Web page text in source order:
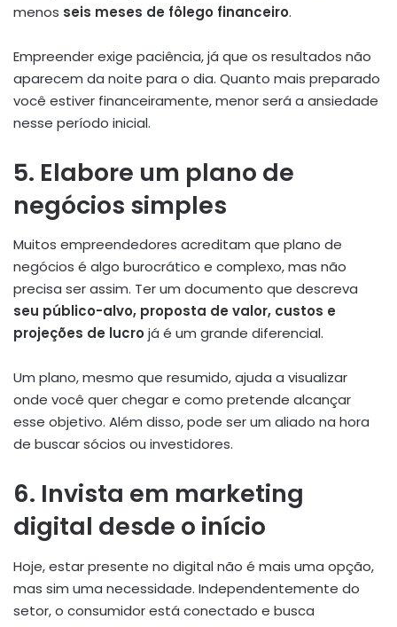
menos seis meses de fôlego financeiro.
Empreender exige paciência, já que os resultados não
aparecem da noite para o dia. Quanto mais preparado
você estiver financeiramente, menor será a ansiedade
nesse período inicial.
5. Elabore um plano de
negócios simples
Muitos empreendedores acreditam que plano de
negócios é algo burocrático e complexo, mas não
precisa ser assim. Ter um documento que descreva
seu público-alvo, proposta de valor, custos e
projeções de lucro já é um grande diferencial.
Um plano, mesmo que resumido, ajuda a visualizar
onde você quer chegar e como pretende alcançar
esse objetivo. Além disso, pode ser um aliado na hora
de buscar sócios ou investidores.
6. Invista em marketing
digital desde o início
Hoje, estar presente no digital não é mais uma opção,
mas sim uma necessidade. Independentemente do
setor, o consumidor está conectado e busca